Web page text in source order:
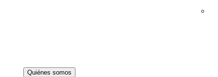
Quiénes somos